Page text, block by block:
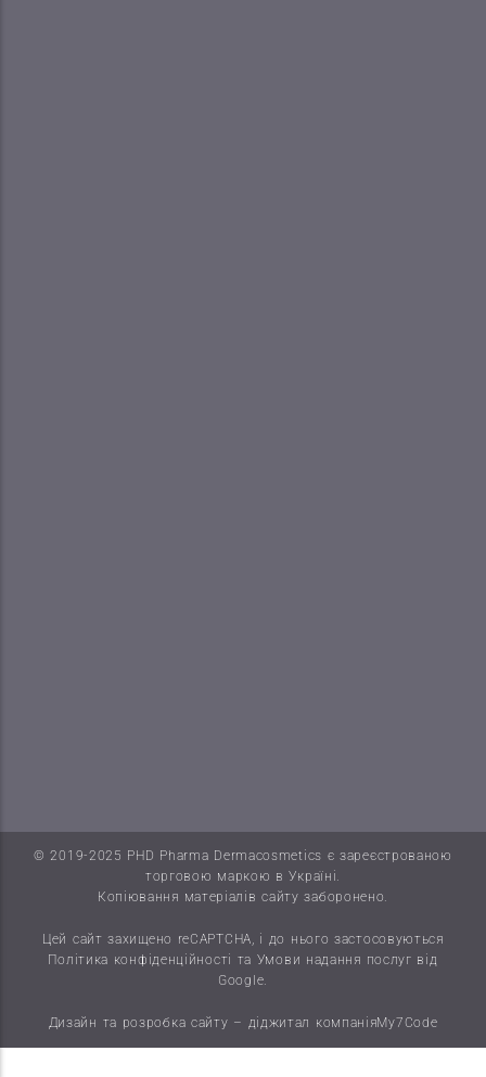
© 2019-2025 PHD Pharma Dermacosmetics є зареєстрованою
торговою маркою в Україні.
Копіювання матеріалів сайту заборонено.
Цей сайт захищено reCAPTCHA, і до нього застосовуються
Політика конфіденційності та Умови надання послуг від
Google.
Дизайн та розробка сайту – діджитал компаніяMy7Code